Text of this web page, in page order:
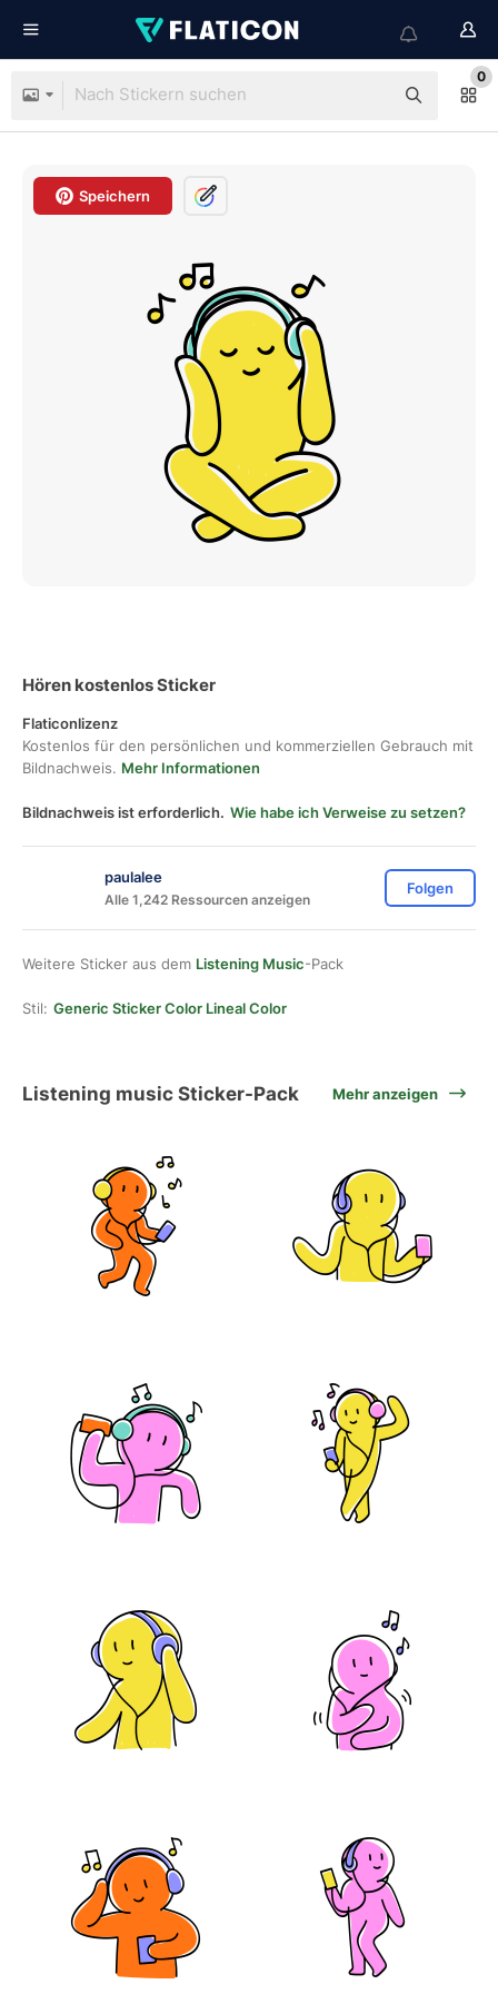
0
Speichern
Hören kostenlos Sticker
Flaticonlizenz
Kostenlos für den persönlichen und kommerziellen Gebrauch mit
Bildnachweis. Mehr Informationen
Bildnachweis ist erforderlich. Wie habe ich Verweise zu setzen?
paulalee
Alle 1,242 Ressourcen anzeigen
Folgen
Weitere Sticker aus dem Listening Music-Pack
Stil: Generic Sticker Color Lineal Color
Listening music Sticker-Pack Mehr anzeigen